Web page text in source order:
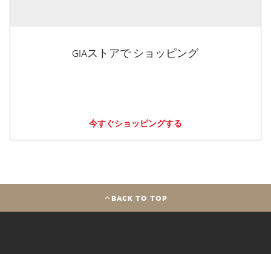
GIAストアで ショッピング
今すぐショッピングする
BACK TO TOP